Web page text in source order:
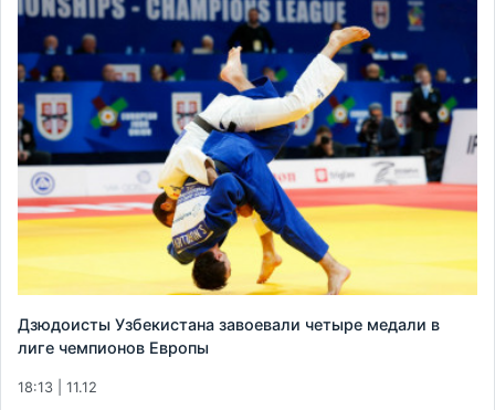
Дзюдоисты Узбекистана завоевали четыре медали в
лиге чемпионов Европы
18:13 | 11.12